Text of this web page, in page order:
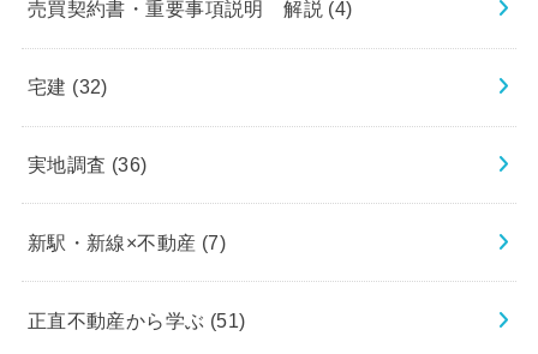
売買契約書・重要事項説明 解説 (4)
宅建 (32)
実地調査 (36)
新駅・新線×不動産 (7)
正直不動産から学ぶ (51)